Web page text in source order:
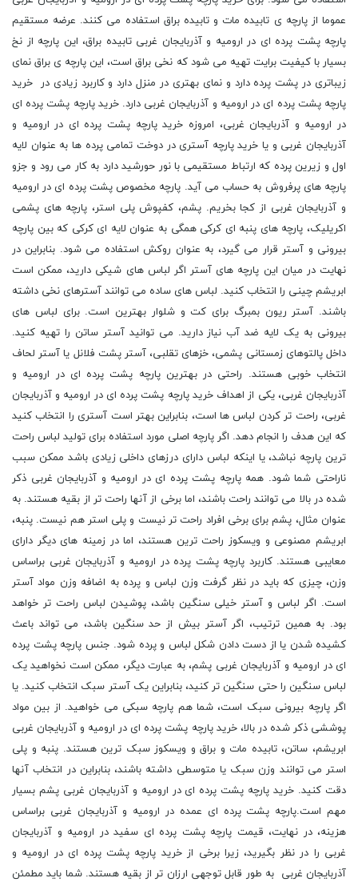
عموما از پارچه ی تابیده مات و تابیده براق استفاده می کنند. عرضه مستقیم
پارچه پشت پرده ای در ارومیه و آذربایجان غربی تابیده براق، این پارچه از نخ
بسیار با کیفیت برایت تهیه می شود که نخی براق است، این پارچه ی براق نمای
زیباتری در پشت پرده دارد و نمای بهتری در منزل دارد و کاربرد زیادی در خرید
پارچه پشت پرده ای در ارومیه و آذربایجان غربی دارد. خرید پارچه پشت پرده ای
در ارومیه و آذربایجان غربی، امروزه خرید پارچه پشت پرده ای در ارومیه و
آذربایجان غربی و یا خرید پارچه آستری در دوخت تمامی پرده ها به عنوان لایه
اول و زیرین پرده که ارتباط مستقیمی با نور حورشید دارد به کار می رود و جزو
پارچه های پرفروش به حساب می آید. پارچه مخصوص پشت پرده ای در ارومیه
و آذربایجان غربی از کجا بخریم. پشم، کفپوش پلی استر، پارچه های پشمی
اکریلیک، پارچه های پنبه ای کرکی همگی به عنوان لایه ای کرکی که بین پارچه
بیرونی و آستر قرار می گیرد، به عنوان روکش استفاده می شود. بنابراین در
نهایت در میان این پارچه های آستر اگر لباس های شیکی دارید، ممکن است
ابریشم چینی را انتخاب کنید. لباس های ساده می توانند آسترهای نخی داشته
باشند. آستر ریون بمبرگ برای کت و شلوار بهترین است. برای لباس های
بیرونی به یک لایه ضد آب نیاز دارید. می توانید آستر ساتن را تهیه کنید.
داخل پالتوهای زمستانی پشمی، خزهای تقلبی، آستر پشت فلانل یا آستر لحاف
انتخاب خوبی هستند. راحتی در بهترین پارچه پشت پرده ای در ارومیه و
آذربایجان غربی، یکی از اهداف خرید پارچه پشت پرده ای در ارومیه و آذربایجان
غربی، راحت تر کردن لباس ها است، بنابراین بهتر است آستری را انتخاب کنید
که این هدف را انجام دهد. اگر پارچه اصلی مورد استفاده برای تولید لباس راحت
ترین پارچه نباشد، یا اینکه لباس دارای درزهای داخلی زیادی باشد ممکن سبب
ناراحتی شما شود. همه پارچه پشت پرده ای در ارومیه و آذربایجان غربی ذکر
شده در بالا می توانند راحت باشند، اما برخی از آنها راحت تر از بقیه هستند. به
عنوان مثال، پشم برای برخی افراد راحت تر نیست و پلی استر هم نیست. پنبه،
ابریشم مصنوعی و ویسکوز راحت ترین هستند، اما در زمینه های دیگر دارای
معایبی هستند. کاربرد پارچه پشت پرده در ارومیه و آذربایجان غربی براساس
وزن، چیزی که باید در نظر گرفت وزن لباس و پرده به اضافه وزن مواد آستر
است. اگر لباس و آستر خیلی سنگین باشد، پوشیدن لباس راحت تر خواهد
بود. به همین ترتیب، اگر آستر بیش از حد سنگین باشد، می تواند باعث
کشیده شدن یا از دست دادن شکل لباس و پرده شود. جنس پارچه پشت پرده
ای در ارومیه و آذربایجان غربی پشم، به عبارت دیگر، ممکن است نخواهید یک
لباس سنگین را حتی سنگین تر کنید، بنابراین یک آستر سبک انتخاب کنید. یا
اگر پارچه بیرونی سبک است، شما هم پارچه سبکی می خواهید. از بین مواد
پوششی ذکر شده در بالا، خرید پارچه پشت پرده ای در ارومیه و آذربایجان غربی
ابریشم، ساتن، تابیده مات و براق و ویسکوز سبک ترین هستند. پنبه و پلی
استر می توانند وزن سبک یا متوسطی داشته باشند، بنابراین در انتخاب آنها
دقت کنید. خرید پارچه پشت پرده ای در ارومیه و آذربایجان غربی پشم بسیار
مهم است.پارچه پشت پرده ای عمده در ارومیه و آذربایجان غربی براساس
هزینه، در نهایت، قیمت پارچه پشت پرده ای سفید در ارومیه و آذربایجان
غربی را در نظر بگیرید، زیرا برخی از خرید پارچه پشت پرده ای در ارومیه و
آذربایجان غربی به طور قابل توجهی ارزان تر از بقیه هستند. شما باید مطمئن